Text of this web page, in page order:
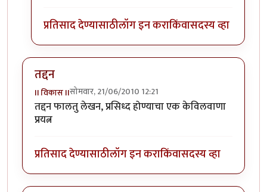
प्रतिसाद देण्यासाठीलॉग इन कराकिंवासदस्य व्हा
तद्दन
II विकास IIसोमवार, 21/06/2010 12:21
तद्दन फालतु लेखन, प्रसिध्द होण्याचा एक केविलवाणा
प्रयत्न
प्रतिसाद देण्यासाठीलॉग इन कराकिंवासदस्य व्हा